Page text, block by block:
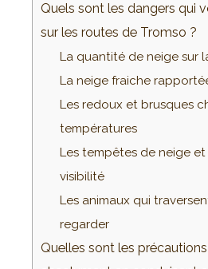
Quels sont les dangers qui
sur les routes de Tromso ?
La quantité de neige sur
La neige fraiche
Les redoux et brusques
températures
Les tempêtes de neige
visibilité
Les animaux qui
regarder
Quelles sont les